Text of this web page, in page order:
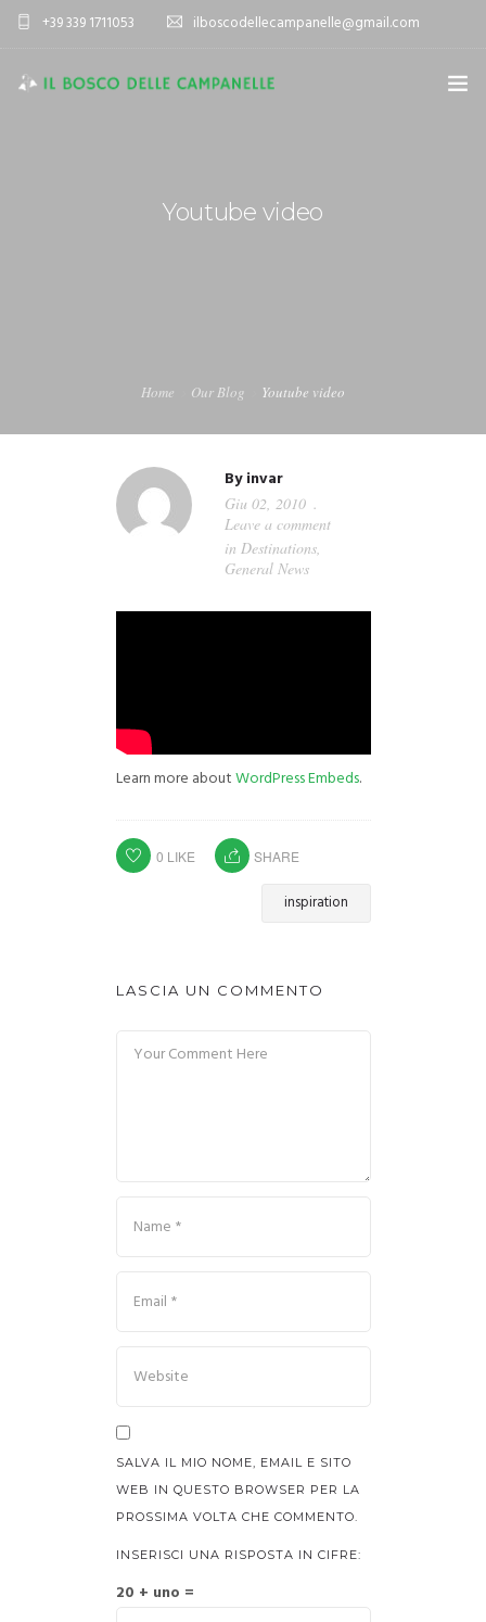
+39 339 1711053 ilboscodellecampanelle@gmail.com
Youtube video
Home Our Blog Youtube video
Byinvar
Giu 02, 2010
Leave a comment
in Destinations,
General News
Learn more aboutWordPress Embeds.
0 LIKE SHARE
inspiration
LASCIA UN COMMENTO
SALVA IL MIO NOME, EMAIL E SITO
WEB IN QUESTO BROWSER PER LA
PROSSIMA VOLTA CHE COMMENTO.
INSERISCI UNA RISPOSTA IN CIFRE:
20 + uno =